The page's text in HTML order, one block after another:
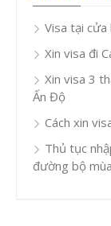
Visa tại cửa
Xin visa đi
Xin visa 3
Ấn Độ
Cách xin
Thủ tục
đường bộ